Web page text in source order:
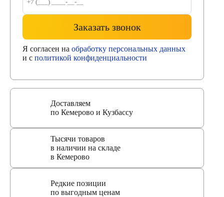
Заказать звонок
Я согласен на обработку персональных данных
и с политикой конфиденциальности
Доставляем
по Кемерово и Кузбассу
Тысячи товаров
в наличии на складе
в Кемерово
Редкие позиции
по выгодным ценам